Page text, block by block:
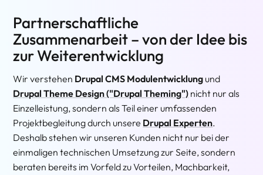
Partnerschaftliche
Zusammenarbeit – von der Idee bis
zur Weiterentwicklung
Wir verstehen Drupal CMS Modulentwicklung und
Drupal Theme Design ("Drupal Theming") nicht nur als
Einzelleistung, sondern als Teil einer umfassenden
Projektbegleitung durch unsere Drupal Experten.
Deshalb stehen wir unseren Kunden nicht nur bei der
einmaligen technischen Umsetzung zur Seite, sondern
beraten bereits im Vorfeld zu Vorteilen, Machbarkeit,